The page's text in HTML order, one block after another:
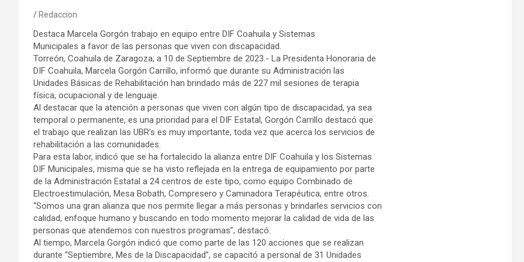
Redaccion
Destaca Marcela Gorgón trabajo en equipo entre DIF Coahuila y Sistemas
Municipales a favor de las personas que viven con discapacidad.
Torreón, Coahuila de Zaragoza; a 10 de Septiembre de 2023.- La Presidenta Honoraria de
DIF Coahuila, Marcela Gorgón Carrillo, informó que durante su Administración las
Unidades Básicas de Rehabilitación han brindado más de 227 mil sesiones de terapia
física, ocupacional y de lenguaje.
Al destacar que la atención a personas que viven con algún tipo de discapacidad, ya sea
temporal o permanente, es una prioridad para el DIF Estatal, Gorgón Carrillo destacó que
el trabajo que realizan las UBR’s es muy importante, toda vez que acerca los servicios de
rehabilitación a las comunidades.
Para esta labor, indicó que se ha fortalecido la alianza entre DIF Coahuila y los Sistemas
DIF Municipales, misma que se ha visto reflejada en la entrega de equipamiento por parte
de la Administración Estatal a 24 centros de este tipo, como equipo Combinado de
Electroestimulación, Mesa Bobath, Compresero y Caminadora Terapéutica, entre otros.
“Somos una gran alianza que nos permite llegar a más personas y brindarles servicios con
calidad, enfoque humano y buscando en todo momento mejorar la calidad de vida de las
personas que atendemos con nuestros programas”, destacó.
Al tiempo, Marcela Gorgón indicó que como parte de las 120 acciones que se realizan
durante “Septiembre, Mes de la Discapacidad”, se capacitó a personal de 31 Unidades